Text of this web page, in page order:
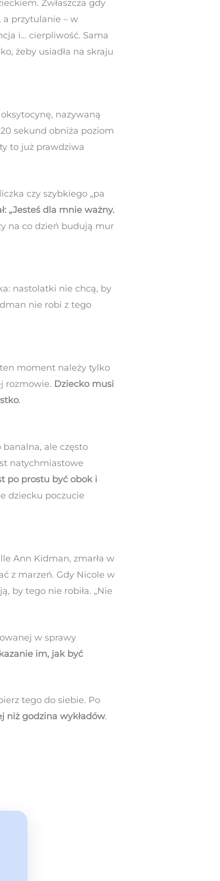
Zwłaszcza gdy
przytulanie – w
i… cierpliwość. Sama
żeby usiadła na skraju
nazywaną
sekund obniża poziom
to już prawdziwa
czy szybkiego „pa
„Jesteś dla mnie ważny.
na co dzień budują mur
nastolatki nie chcą, by
nie robi z tego
moment należy tylko
rozmowie. Dziecko musi
.
banalna, ale często
natychmiastowe
po prostu być obok i
dziecku poczucie
Ann Kidman, zmarła w
z marzeń. Gdy Nicole w
by tego nie robiła. „Nie
w sprawy
im, jak być
tego do siebie. Po
niż godzina wykładów.